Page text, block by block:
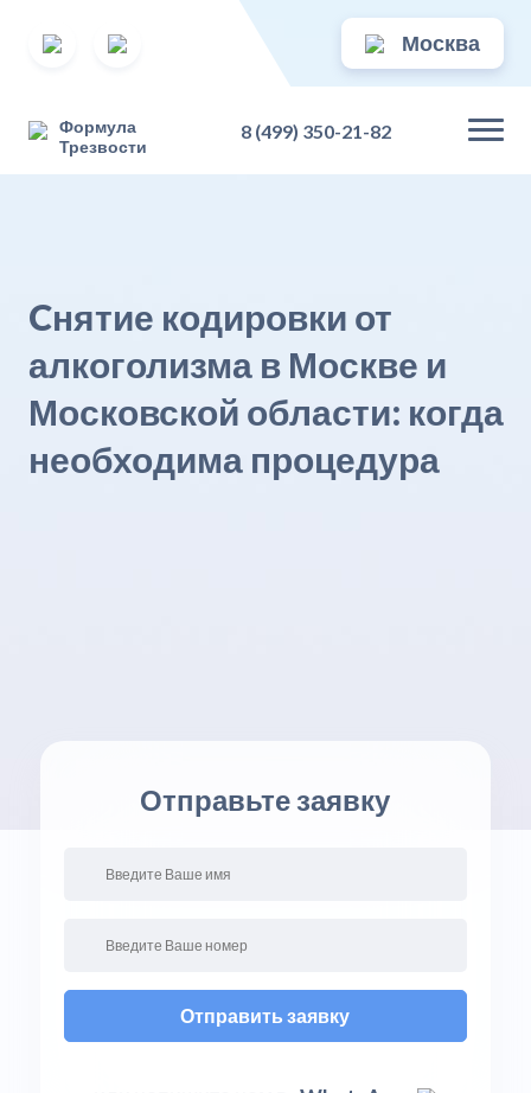
Москва
Формула
Трезвости
8 (499) 350-21-82
Cнятие кодировки от
алкоголизма в Москве и
Московской области: когда
необходима процедура
Отправьте заявку
Отправить заявку